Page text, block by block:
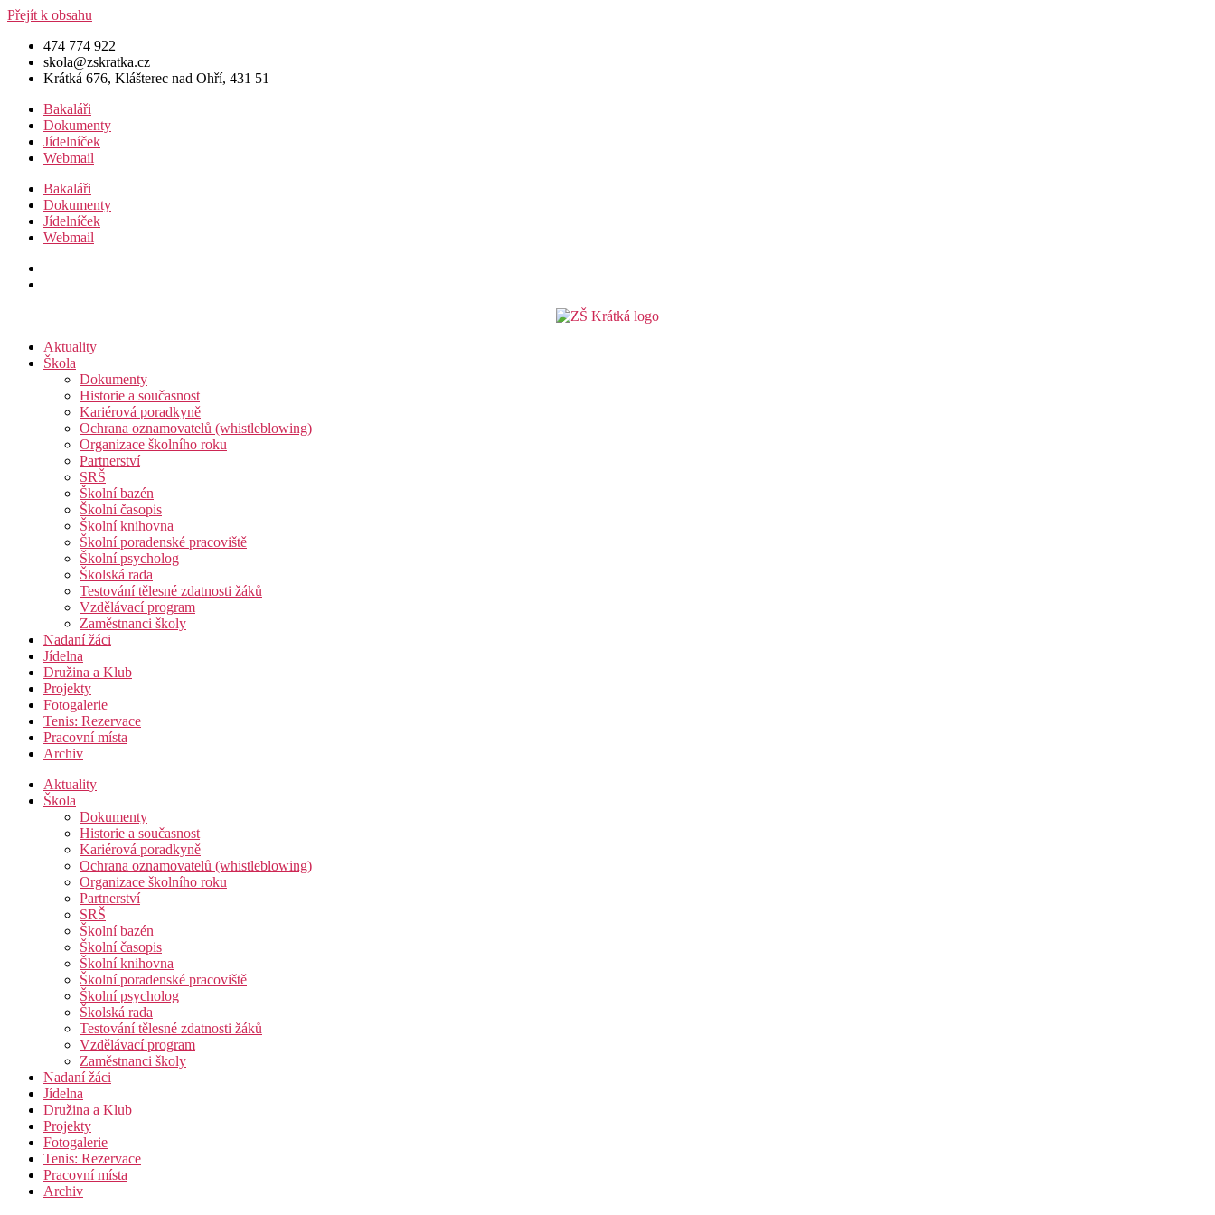
Přejít k obsahu
474 774 922
skola@zskratka.cz
Krátká 676, Klášterec nad Ohří, 431 51
Bakaláři
Dokumenty
Jídelníček
Webmail
Bakaláři
Dokumenty
Jídelníček
Webmail
Aktuality
Škola
Dokumenty
Historie a současnost
Kariérová poradkyně
Ochrana oznamovatelů (whistleblowing)
Organizace školního roku
Partnerství
SRŠ
Školní bazén
Školní časopis
Školní knihovna
Školní poradenské pracoviště
Školní psycholog
Školská rada
Testování tělesné zdatnosti žáků
Vzdělávací program
Zaměstnanci školy
Nadaní žáci
Jídelna
Družina a Klub
Projekty
Fotogalerie
Tenis: Rezervace
Pracovní místa
Archiv
Aktuality
Škola
Dokumenty
Historie a současnost
Kariérová poradkyně
Ochrana oznamovatelů (whistleblowing)
Organizace školního roku
Partnerství
SRŠ
Školní bazén
Školní časopis
Školní knihovna
Školní poradenské pracoviště
Školní psycholog
Školská rada
Testování tělesné zdatnosti žáků
Vzdělávací program
Zaměstnanci školy
Nadaní žáci
Jídelna
Družina a Klub
Projekty
Fotogalerie
Tenis: Rezervace
Pracovní místa
Archiv